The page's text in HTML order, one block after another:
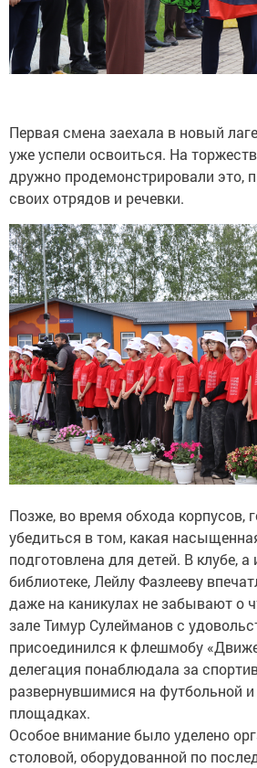
Первая смена заехала в новый
уже успели освоиться. На
дружно продемонстрировали это,
своих отрядов и речевки.
Позже, во время обхода корпусов,
убедиться в том, какая
подготовлена для детей. В клубе,
библиотеке, Лейлу Фазлееву
даже на каникулах не забывают о
зале Тимур Сулейманов с
присоединился к флешмобу
делегация понаблюдала за
развернувшимися на футбольной
площадках.
Особое внимание было уделено
столовой, оборудованной по